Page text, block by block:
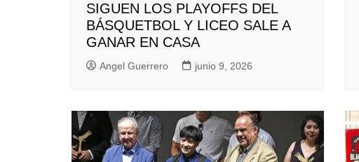
SIGUEN LOS PLAYOFFS DEL
BÁSQUETBOL Y LICEO SALE A
GANAR EN CASA
Angel Guerrero junio 9, 2026